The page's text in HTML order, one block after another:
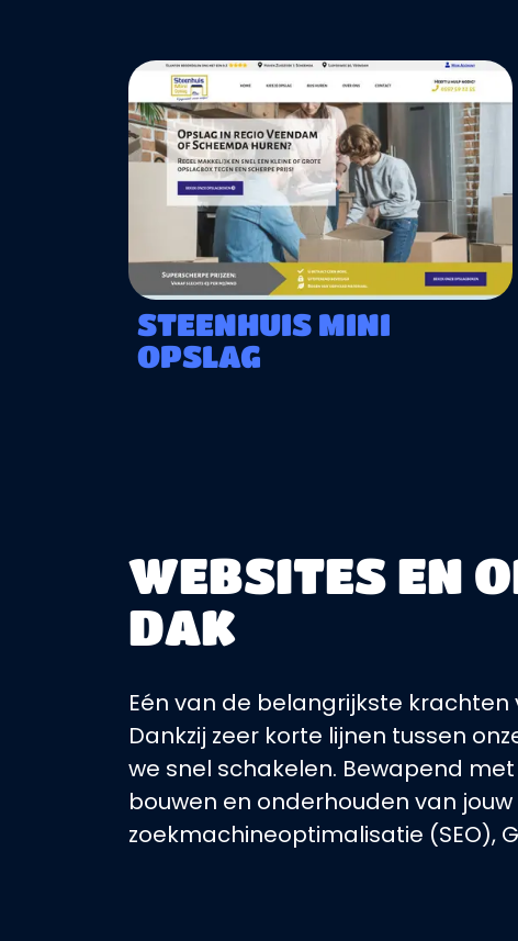
STEENHUIS MINI
OPSLAG
WEBSITES EN
DAK
Eén van de belangrijkste
Dankzij zeer korte lijnen tussen
we snel schakelen. Bewapend
bouwen en onderhouden van
zoekmachineoptimalisatie (SEO),